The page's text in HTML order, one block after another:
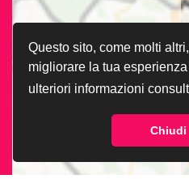
Questo sito, come molti
migliorare la tua
ulteriori informazioni
Chiudi